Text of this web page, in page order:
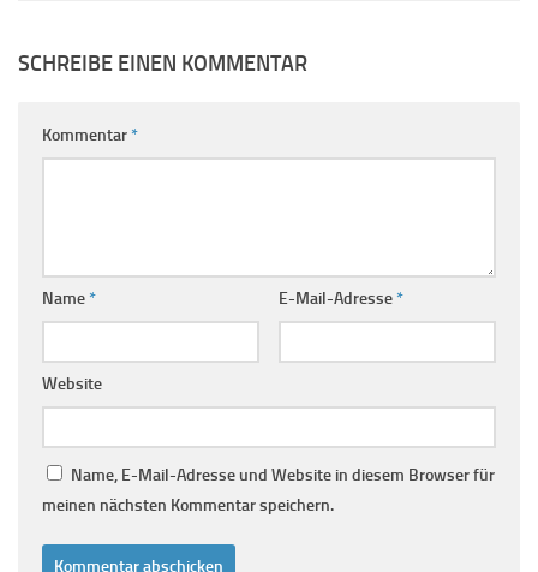
SCHREIBE EINEN KOMMENTAR
Kommentar*
Name* E-Mail-Adresse*
Website
Name, E-Mail-Adresse und Website in diesem Browser für
meinen nächsten Kommentar speichern.